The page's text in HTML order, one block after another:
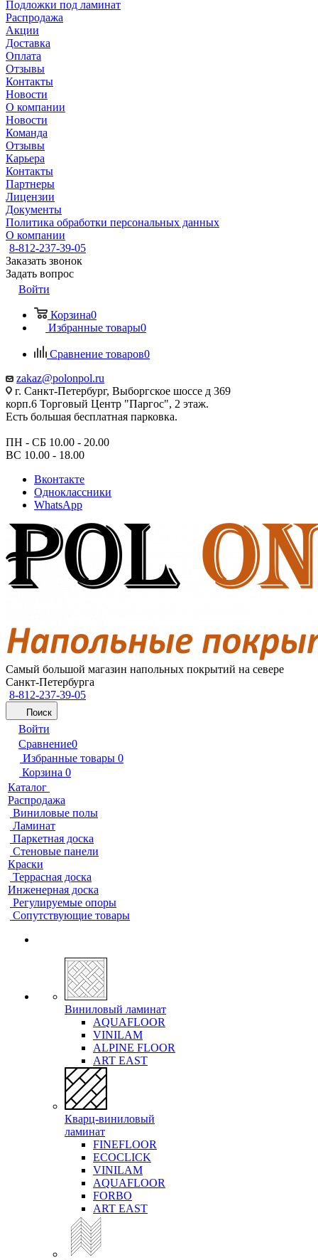
Подложки под ламинат
Распродажа
Акции
Доставка
Оплата
Отзывы
Контакты
Новости
О компании
Новости
Команда
Отзывы
Карьера
Контакты
Партнеры
Лицензии
Документы
Политика обработки персональных данных
О компании
8-812-237-39-05
Заказать звонок
Задать вопрос
Войти
Корзина0
Избранные товары0
Сравнение товаров0
zakaz@polonpol.ru
г. Санкт-Петербург, Выборгское шоссе д 369
корп.6 Торговый Центр "Паргос", 2 этаж.
Есть большая бесплатная парковка.
ПН - СБ 10.00 - 20.00
ВС 10.00 - 18.00
Вконтакте
Одноклассники
WhatsApp
Самый большой магазин напольных покрытий на севере
Санкт-Петербурга
8-812-237-39-05
Поиск
Войти
Сравнение0
Избранные товары 0
Корзина 0
Каталог
Распродажа
Виниловые полы
Ламинат
Паркетная доска
Стеновые панели
Краски
Террасная доска
Инженерная доска
Регулируемые опоры
Сопутствующие товары
Виниловый ламинат
AQUAFLOOR
VINILAM
ALPINE FLOOR
ART EAST
Кварц-виниловый
ламинат
FINEFLOOR
ECOCLICK
VINILAM
AQUAFLOOR
FORBO
ART EAST